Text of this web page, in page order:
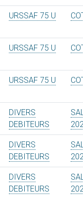
URSSAF 75 U
URSSAF 75 U
URSSAF 75 U
DIVERS
DEBITEURS
DIVERS
DEBITEURS
DIVERS
DEBITEURS